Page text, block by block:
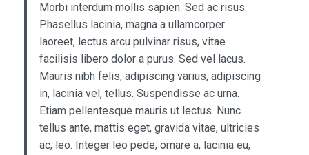
Morbi interdum mollis sapien. Sed ac risus.
Phasellus lacinia, magna a ullamcorper
laoreet, lectus arcu pulvinar risus, vitae
facilisis libero dolor a purus. Sed vel lacus.
Mauris nibh felis, adipiscing varius, adipiscing
in, lacinia vel, tellus. Suspendisse ac urna.
Etiam pellentesque mauris ut lectus. Nunc
tellus ante, mattis eget, gravida vitae, ultricies
ac, leo. Integer leo pede, ornare a, lacinia eu,